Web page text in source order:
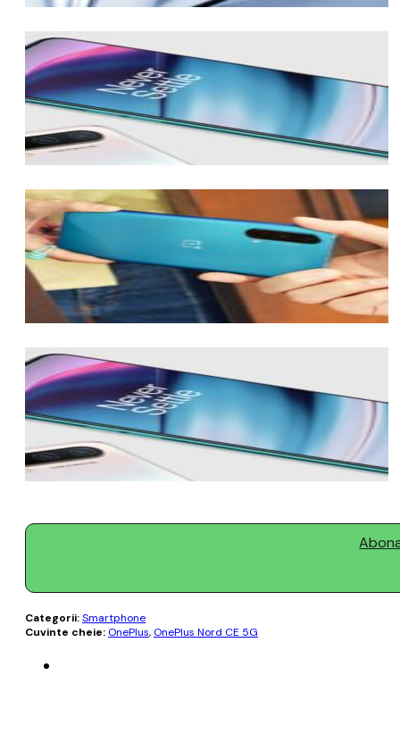
Categorii:Smartphone
Cuvinte cheie: OnePlus, OnePlus Nord CE 5G